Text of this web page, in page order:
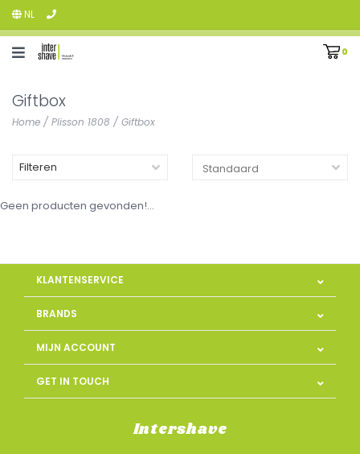
NL
0
Giftbox
Home / Plisson 1808 / Giftbox
Filteren
Geen producten gevonden!...
KLANTENSERVICE
BRANDS
MIJN ACCOUNT
GET IN TOUCH
Intershave